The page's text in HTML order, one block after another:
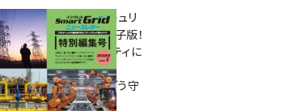
インフラサイバーセキュリ
コンファレンス特別電子版！
業サイバーセキュリティに
る全ての方へ！ ―
するDX、OT/IoTをどう守
？